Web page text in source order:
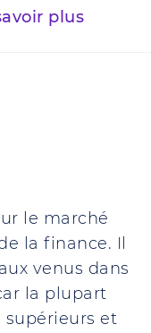
plus
le marché
la finance. Il
venus dans
la plupart
supérieurs et